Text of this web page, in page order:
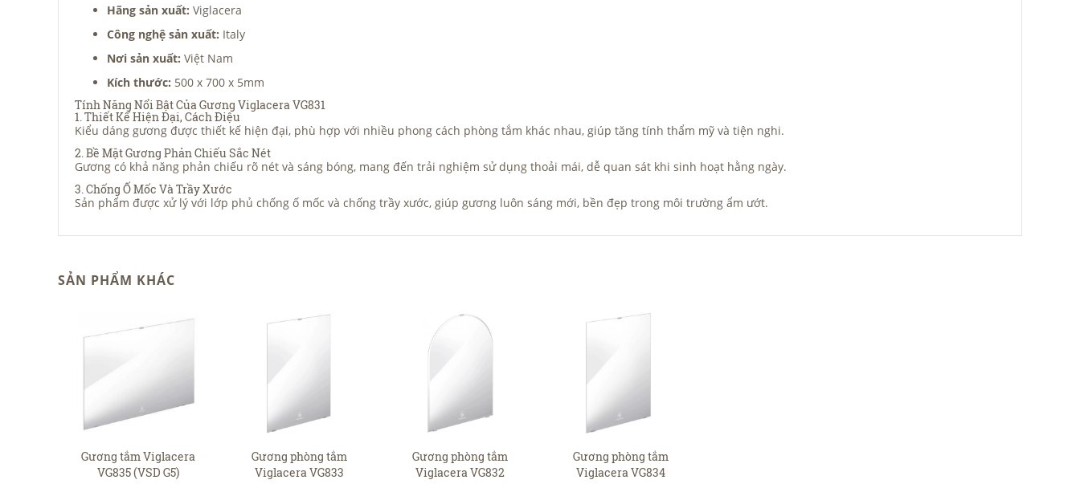
Hãng sản xuất: Viglacera
Công nghệ sản xuất: Italy
Nơi sản xuất: Việt Nam
Kích thước: 500 x 700 x 5mm
Tính Năng Nổi Bật Của Gương Viglacera VG831
1. Thiết Kế Hiện Đại, Cách Điệu
Kiểu dáng gương được thiết kế hiện đại, phù hợp với nhiều phong cách phòng tắm khác nhau, giúp tăng tính thẩm mỹ và tiện nghi.
2. Bề Mặt Gương Phản Chiếu Sắc Nét
Gương có khả năng phản chiếu rõ nét và sáng bóng, mang đến trải nghiệm sử dụng thoải mái, dễ quan sát khi sinh hoạt hằng ngày.
3. Chống Ố Mốc Và Trầy Xước
Sản phẩm được xử lý với lớp phủ chống ố mốc và chống trầy xước, giúp gương luôn sáng mới, bền đẹp trong môi trường ẩm ướt.
SẢN PHẨM KHÁC
Gương tắm Viglacera
VG835 (VSD G5)
Gương phòng tắm
Viglacera VG833
Gương phòng tắm
Viglacera VG832
Gương phòng tắm
Viglacera VG834